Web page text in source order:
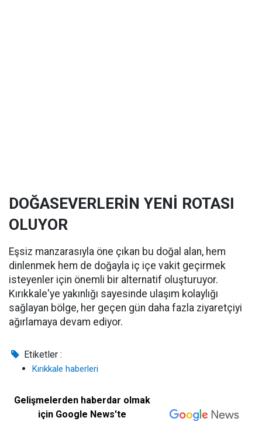
DOĞASEVERLERİN YENİ ROTASI
OLUYOR
Eşsiz manzarasıyla öne çıkan bu doğal alan, hem
dinlenmek hem de doğayla iç içe vakit geçirmek
isteyenler için önemli bir alternatif oluşturuyor.
Kırıkkale'ye yakınlığı sayesinde ulaşım kolaylığı
sağlayan bölge, her geçen gün daha fazla ziyaretçiyi
ağırlamaya devam ediyor.
Etiketler :
Kırıkkale haberleri
Gelişmelerden haberdar olmak
için Google News'te